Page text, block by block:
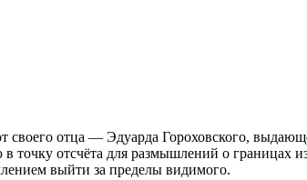
отца — Эдуарда Гороховского,
отсчёта для размышлений о границах
выйти за пределы видимого.